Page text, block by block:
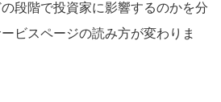
段階で投資家に影響するのかを分
ビスページの読み方が変わりま